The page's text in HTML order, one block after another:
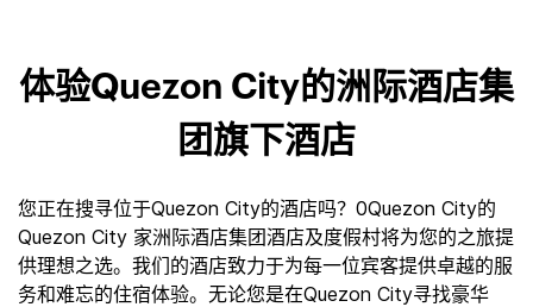
体验Quezon City的洲际酒店集
团旗下酒店
您正在搜寻位于Quezon City的酒店吗？0Quezon City的
Quezon City 家洲际酒店集团酒店及度假村将为您的之旅提
供理想之选。我们的酒店致力于为每一位宾客提供卓越的服
务和难忘的住宿体验。无论您是在Quezon City寻找豪华